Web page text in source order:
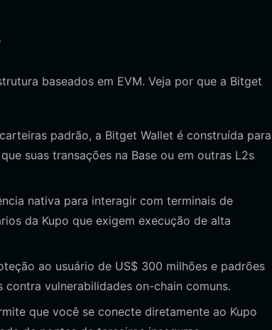
baseados em EVM. Veja por que a Bitget
padrão, a Bitget Wallet é construída para
suas transações na Base ou em outras L2s
nativa para interagir com terminais de
da Kupo que exigem execução de alta
ao usuário de US$ 300 milhões e padrões
vulnerabilidades on-chain comuns.
que você se conecte diretamente ao Kupo